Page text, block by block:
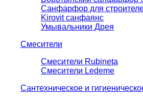
Санфарфор для
Kirovit санфаянс
Умывальники Дрея
Смесители
Смесители Rubineta
Смесители Ledeme
Сантехническое и